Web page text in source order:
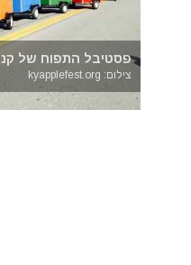
פסטיבל התפוח של
צילום: kyapplefest.org